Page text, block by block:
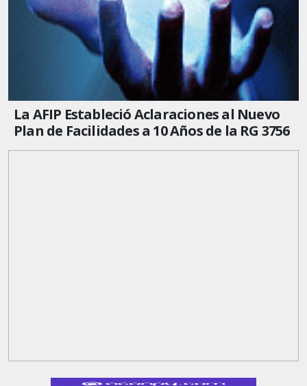
La AFIP Estableció Aclaraciones al Nuevo
Plan de Facilidades a 10 Años de la RG 3756